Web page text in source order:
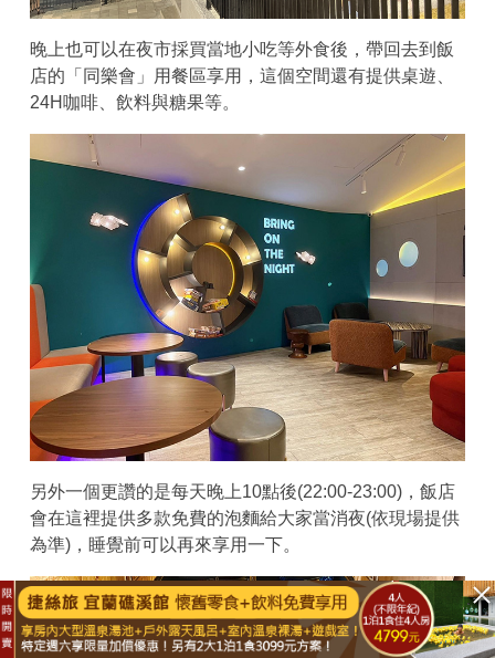
晚上也可以在夜市採買當地小吃等外食後，帶回去到飯
店的「同樂會」用餐區享用，這個空間還有提供桌遊、
24H咖啡、飲料與糖果等。
另外一個更讚的是每天晚上10點後(22:00-23:00)，飯店
會在這裡提供多款免費的泡麵給大家當消夜(依現場提供
為準)，睡覺前可以再來享用一下。
已結束